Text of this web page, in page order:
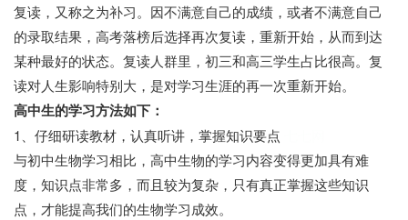
复读，又称之为补习。因不满意自己的成绩，或者不满意自己
的录取结果，高考落榜后选择再次复读，重新开始，从而到达
某种最好的状态。复读人群里，初三和高三学生占比很高。复
读对人生影响特别大，是对学习生涯的再一次重新开始。
高中生的学习方法如下：
1、仔细研读教材，认真听讲，掌握知识要点
与初中生物学习相比，高中生物的学习内容变得更加具有难
度，知识点非常多，而且较为复杂，只有真正掌握这些知识
点，才能提高我们的生物学习成效。